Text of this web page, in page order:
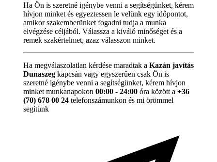
Ha Ön is szeretné igénybe venni a segítségünket, kérem
hívjon minket és egyeztessen le velünk egy időpontot,
amikor szakemberünket fogadni tudja a munka
elvégzése céljából. Válassza a kiváló minőséget és a
remek szakértelmet, azaz válasszon minket.
Ha megválaszolatlan kérdése maradtak a Kazán javítás
Dunaszeg kapcsán vagy egyszerűen csak Ön is
szeretné igénybe venni a segítségünket, kérem hívjon
minket munkanapokon 00:00 - 24:00 óra között a +36
(70) 678 00 24 telefonszámunkon és mi örömmel
segítünk